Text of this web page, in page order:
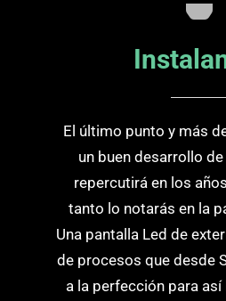
El último punto y más
un buen desarrollo
repercutirá en los
tanto lo notarás en la
Una pantalla Led de
de procesos que desde
a la perfección para